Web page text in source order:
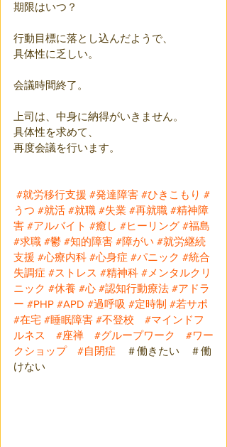
期限はいつ？
行動目標に落とし込んだようで、
具体性に乏しい。
会議時間終了。
上司は、中身に納得がいきません。
具体性を求めて、
再度会議を行います。
#就労移行支援 #発達障害 #ひきこもり #
うつ #就活 #就職 #失業 #再就職 #精神障
害 #アルバイト #癒し #ヒーリング #福島
#求職 #鬱 #知的障害 #障がい #就労継続
支援 #心療内科 #心身症 #パニック #統合
失調症 #ストレス #精神科 #メンタルクリ
ニック #休養 #心 #認知行動療法 #アドラ
ー #PHP #APD #過呼吸 #定時制 #若サポ
#在宅 #睡眠障害 #不登校
#マインドフ
ルネス
#座禅 #グループワーク
#ワー
クショップ
#自閉症 ＃働きたい　＃働
けない